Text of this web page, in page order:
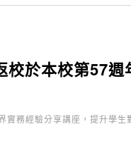
於本校第57
務經驗分享講座，提升學